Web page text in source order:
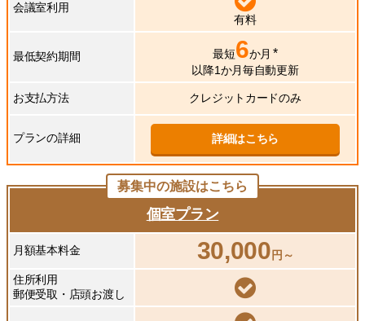
会議室利用
有料
最低契約期間 最短6か月 *
以降1か月毎自動更新
お支払方法 クレジットカードのみ
プランの詳細 詳細はこちら
募集中の施設はこちら
個室プラン
月額基本料金 30,000 円～
住所利用
郵便受取・店頭お渡し